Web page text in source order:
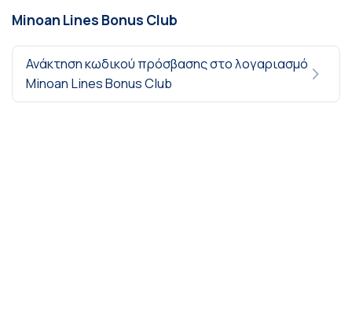
Minoan Lines Bonus Club
Ανάκτηση κωδικού πρόσβασης στο λογαριασμό
Minoan Lines Bonus Club